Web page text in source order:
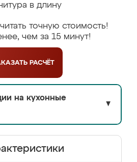
в длину
точную стоимость!
чем за 15 минут!
РАСЧЁТ
на кухонные
▼